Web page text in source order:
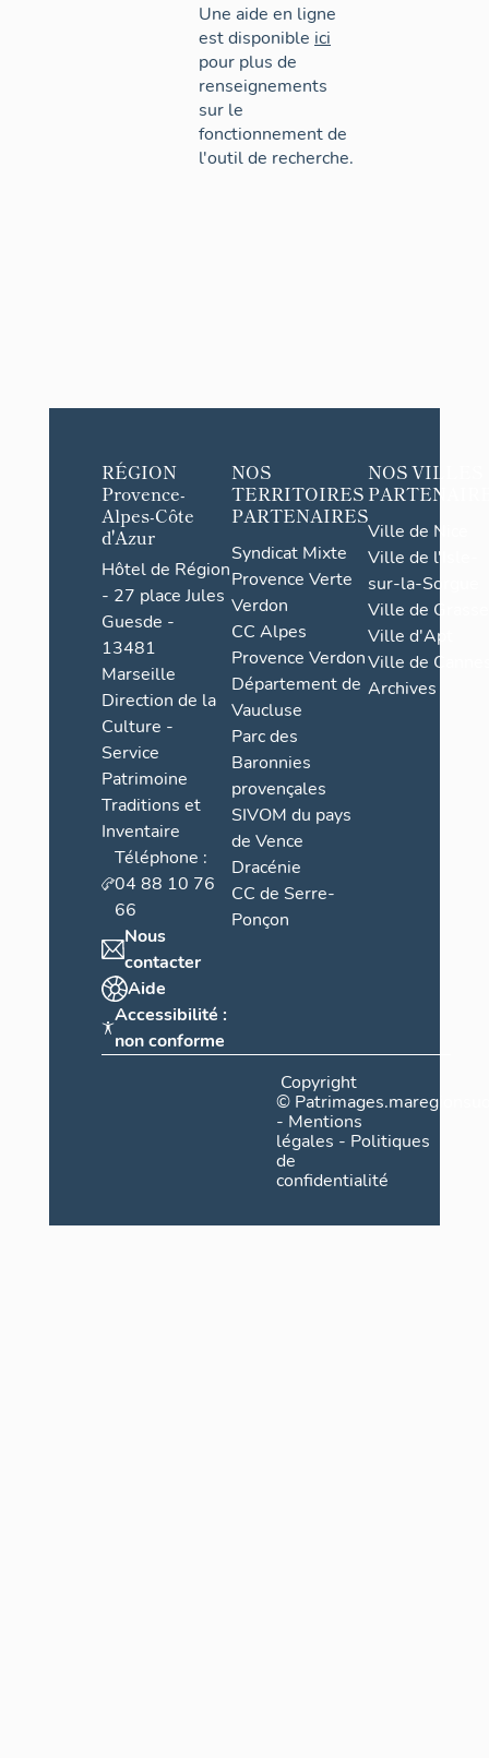
Une aide en ligne
est disponible ici
pour plus de
renseignements
sur le
fonctionnement de
l'outil de recherche.
RÉGION
Provence-
Alpes-Côte
d'Azur
Hôtel de Région
- 27 place Jules
Guesde -
13481
Marseille
Direction de la
Culture -
Service
Patrimoine
Traditions et
Inventaire
Téléphone :
04 88 10 76
66
Nous
contacter
Aide
Accessibilité :
non conforme
NOS
TERRITOIRES
PARTENAIRES
Syndicat Mixte
Provence Verte
Verdon
CC Alpes
Provence Verdon
Département de
Vaucluse
Parc des
Baronnies
provençales
SIVOM du pays
de Vence
Dracénie
CC de Serre-
Ponçon
NOS VILLES
Ville de Nice
Ville de l'Isle-
sur-la-Sorgue
Ville de Grasse
Ville d'Apt
Ville de
Archives
Copyright
©
- Mentions
légales - Politiques
de
confidentialité